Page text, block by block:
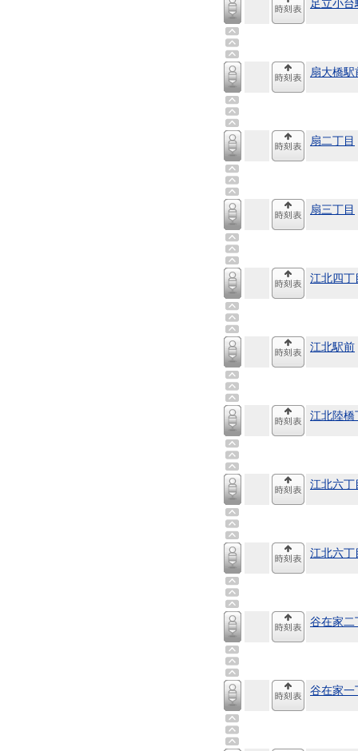
足立小台
扇大橋駅
扇二丁目
扇三丁目
江北四丁
江北駅前
江北陸橋
江北六丁
江北六丁
谷在家二
谷在家一